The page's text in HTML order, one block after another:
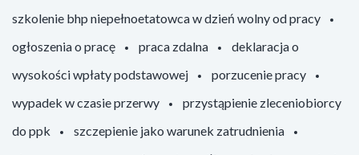
szkolenie bhp niepełnoetatowca w dzień wolny od pracy
ogłoszenia o pracę
praca zdalna
deklaracja o
wysokości wpłaty podstawowej
porzucenie pracy
wypadek w czasie przerwy
przystąpienie zleceniobiorcy
do ppk
szczepienie jako warunek zatrudnienia